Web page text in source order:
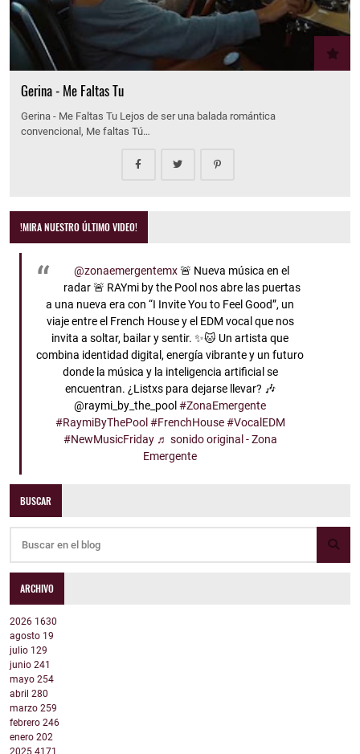
Gerina - Me Faltas Tu
Gerina - Me Faltas Tu Lejos de ser una balada romántica
convencional, Me faltas Tú…
!MIRA NUESTRO ÚLTIMO VIDEO!
@zonaemergentemx🚨 Nueva música en el
radar 🚨 RAYmi by the Pool nos abre las puertas
a una nueva era con “I Invite You to Feel Good”, un
viaje entre el French House y el EDM vocal que nos
invita a soltar, bailar y sentir. ✨🐱 Un artista que
combina identidad digital, energía vibrante y un futuro
donde la música y la inteligencia artificial se
encuentran. ¿Listxs para dejarse llevar? 🎶
@raymi_by_the_pool#ZonaEmergente
#RaymiByThePool #FrenchHouse #VocalEDM
#NewMusicFriday ♬ sonido original - Zona
Emergente
BUSCAR
ARCHIVO
2026 1630
agosto 19
julio 129
junio 241
mayo 254
abril 280
marzo 259
febrero 246
enero 202
2025 4171